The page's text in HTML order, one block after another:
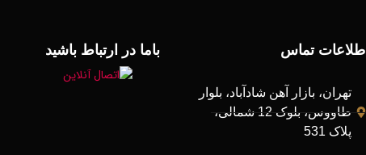
اطلاعات تماس
تهران، بازار آهن شادآباد، بلوار
طاووس، بلوک 12 شمالی،
پلاک 531
باما در ارتباط باشید